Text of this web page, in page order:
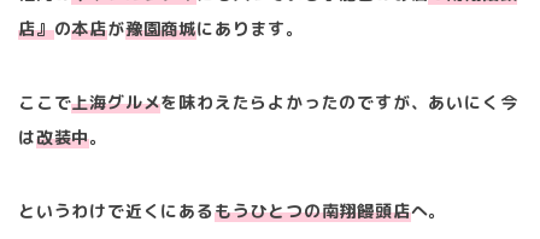
店』の本店が豫園商城にあります。
ここで上海グルメを味わえたらよかったのですが、あいにく今
は改装中。
というわけで近くにあるもうひとつの南翔饅頭店へ。